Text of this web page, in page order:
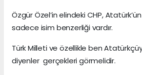
Özgür Özel’in elindeki CHP,
sadece isim benzerliği vardır.
Türk Milleti ve özellikle ben
diyenler gerçekleri görmelidir.